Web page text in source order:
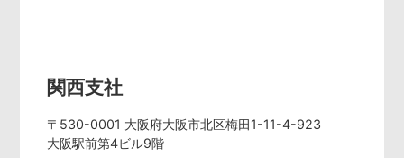
関西支社
〒530-0001 大阪府大阪市北区梅田1-11-4-923
大阪駅前第4ビル9階